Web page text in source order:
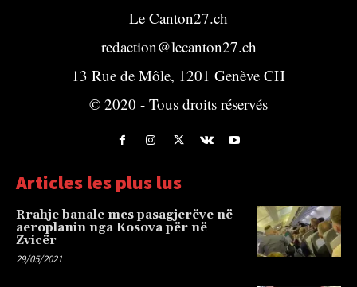
Le Canton27.ch
redaction@lecanton27.ch
13 Rue de Môle, 1201 Genève CH
© 2020 - Tous droits réservés
Articles les plus lus
Rrahje banale mes pasagjerëve në
aeroplanin nga Kosova për në
Zvicër
29/05/2021